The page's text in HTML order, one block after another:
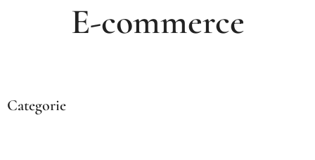
E-commerce
Categorie